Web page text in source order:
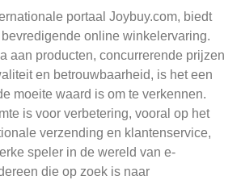
portaal Joybuy.com, biedt
online winkelervaring.
aan producten, concurrerende prijzen
en betrouwbaarheid, is het een
moeite waard is om te verkennen.
is voor verbetering, vooral op het
verzending en klantenservice,
speler in de wereld van e-
die op zoek is naar